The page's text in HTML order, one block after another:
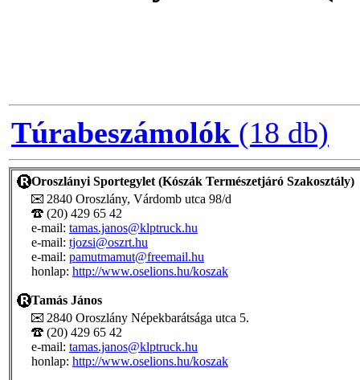
Túrabeszámolók (18 db)
Oroszlányi Sportegylet (Kószák Természetjáró Szakosztály)
2840 Oroszlány, Várdomb utca 98/d
(20) 429 65 42
e-mail: tamas.janos@klptruck.hu
e-mail: tjozsi@oszrt.hu
e-mail: pamutmamut@freemail.hu
honlap: http://www.oselions.hu/koszak
Tamás János
2840 Oroszlány Népekbarátsága utca 5.
(20) 429 65 42
e-mail: tamas.janos@klptruck.hu
honlap: http://www.oselions.hu/koszak